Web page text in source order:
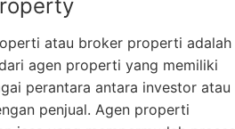
atau broker properti adalah
agen properti yang memiliki
perantara antara investor atau
penjual. Agen properti